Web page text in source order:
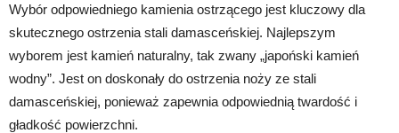
Wybór odpowiedniego kamienia ostrzącego jest kluczowy dla
skutecznego ostrzenia stali damasceńskiej. Najlepszym
wyborem jest kamień naturalny, tak zwany „japoński kamień
wodny”. Jest on doskonały do ostrzenia noży ze stali
damasceńskiej, ponieważ zapewnia odpowiednią twardość i
gładkość powierzchni.